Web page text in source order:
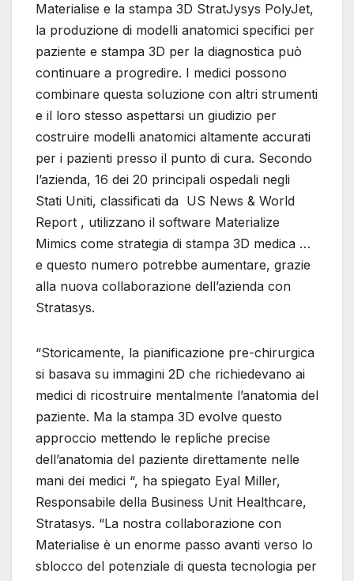
Materialise e la stampa 3D StratJysys PolyJet,
la produzione di modelli anatomici specifici per
paziente e stampa 3D per la diagnostica può
continuare a progredire. I medici possono
combinare questa soluzione con altri strumenti
e il loro stesso aspettarsi un giudizio per
costruire modelli anatomici altamente accurati
per i pazienti presso il punto di cura. Secondo
l’azienda, 16 dei 20 principali ospedali negli
Stati Uniti, classificati da US News & World
Report , utilizzano il software Materialize
Mimics come strategia di stampa 3D medica …
e questo numero potrebbe aumentare, grazie
alla nuova collaborazione dell’azienda con
Stratasys.
“Storicamente, la pianificazione pre-chirurgica
si basava su immagini 2D che richiedevano ai
medici di ricostruire mentalmente l’anatomia del
paziente. Ma la stampa 3D evolve questo
approccio mettendo le repliche precise
dell’anatomia del paziente direttamente nelle
mani dei medici “, ha spiegato Eyal Miller,
Responsabile della Business Unit Healthcare,
Stratasys. “La nostra collaborazione con
Materialise è un enorme passo avanti verso lo
sblocco del potenziale di questa tecnologia per